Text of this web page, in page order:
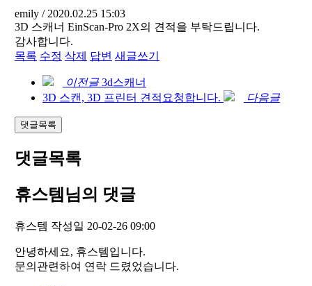
emily/ 2020.02.25 15:03
3D 스캐너 EinScan-Pro 2X의 견적을 부탁드립니다.
감사합니다.
목록 수정 삭제 답변 새글쓰기
이전글 3d스캐너
3D 스캔, 3D 프린터 견적요청합니다.
다음글
댓글목록
댓글목록
휴스템님의 댓글
휴스템 작성일 20-02-26 09:00
안녕하세요, 휴스템입니다.
문의관련하여 연락 드렸었습니다.